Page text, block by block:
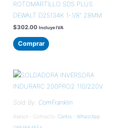
ROTOMARTILLO SDS PLUS
DEWALT D25134K 1-1/8″ 28MM
$302.00 Incluye IVA
Comprar
Sold By: ComFranklin
Asesor - Contacto: Carlos - WhastApp